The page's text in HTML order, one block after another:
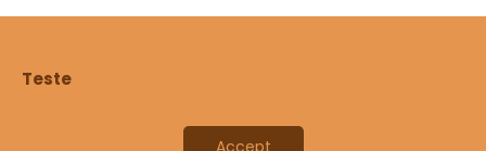
Teste